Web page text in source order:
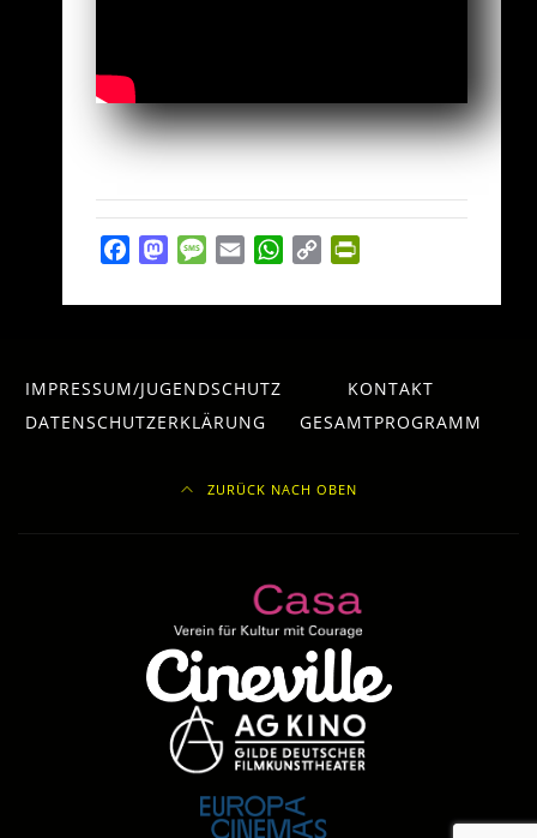
FacebookMastodon
Message
Email WhatsApp
Copy
IMPRESSUM/JUGENDSCHUTZ
KONTAKT
DATENSCHUTZERKLÄRUNG
GESAMTPROGRAMM
ZURÜCK NACH OBEN